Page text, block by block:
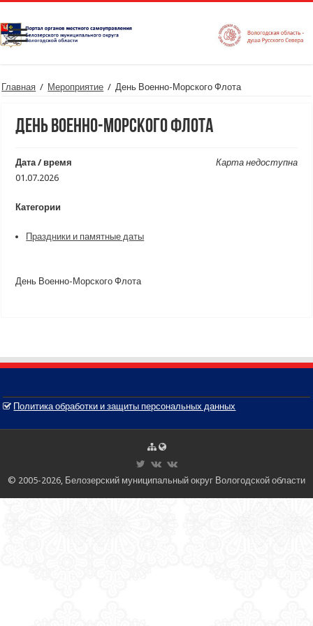
Главная / Мероприятие / День Военно-Морского Флота
День Военно-Морского Флота
Карта недоступна
Дата / время
01.07.2026
Категории
Праздники и памятные даты
День Военно-Морского Флота
Политика обработки и защиты персональных данных
© 2005-2026, Белозерский муниципальный округ Вологодской области